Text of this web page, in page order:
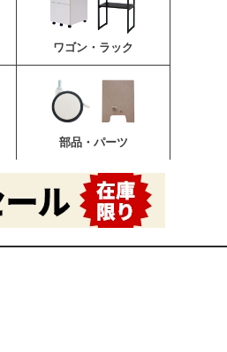
ワゴン・ラック
部品・パーツ